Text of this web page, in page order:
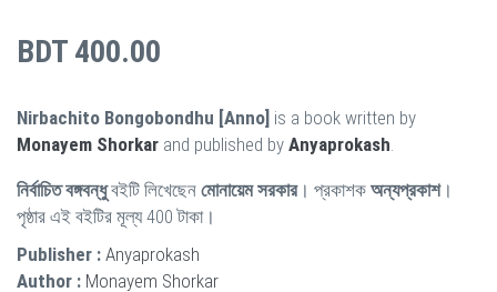
BDT 400.00
Nirbachito Bongobondhu [Anno] is a book written by
Monayem Shorkar and published by Anyaprokash
নির্বাচিত বঙ্গবন্ধুবইটি লিখেছেন মোনায়েম সরকার। প্রকাশক অন্যপ্রকাশ।
পৃষ্ঠার এই বইটির মূল্য 400 টাকা।
Publisher : Anyaprokash
Author : Monayem Shorkar